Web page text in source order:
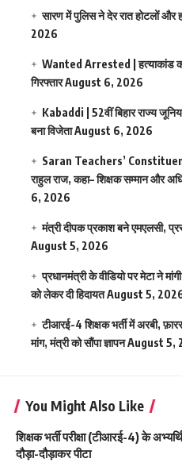
सारण में पुलिस ने देर रात होटलों और
2026
Wanted Arrested | हत्याकांड
गिरफ्तारAugust 6, 2026
Kabaddi | 52वीं बिहार राज्य
बना विजेताAugust 6, 2026
Saran Teachers’
राहुल राज, कहा– शिक्षक सम्मान और
6, 2026
मंत्री दीपक प्रकाश बने एमएलसी,
August 5, 2026
प्रधानमंत्री के वीडियो पर मेटा ने
को लेकर दी हिदायतAugust 5,
टीआरई-4 शिक्षक भर्ती में अरबी,
मांग, मंत्री को सौंपा ज्ञापनAugust 5,
You Might Also Like
शिक्षक भर्ती परीक्षा (टीआरई-4) के
दौड़ा-दौड़ाकर पीटा